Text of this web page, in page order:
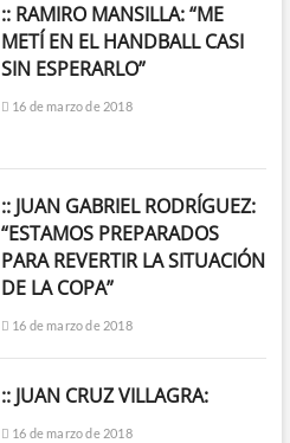
:: RAMIRO MANSILLA: “ME
METÍ EN EL HANDBALL CASI
SIN ESPERARLO”
16 de marzo de 2018
:: JUAN GABRIEL RODRÍGUEZ:
“ESTAMOS PREPARADOS
PARA REVERTIR LA SITUACIÓN
DE LA COPA”
16 de marzo de 2018
:: JUAN CRUZ VILLAGRA:
16 de marzo de 2018